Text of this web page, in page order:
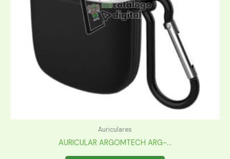
Auriculares
AURICULAR ARGOMTECH ARG-...